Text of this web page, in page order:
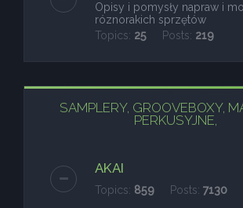
Opisy i pomysły napraw i
róznorakich sprzętów
Topics: 25 Posts: 219
SAMPLERY, GROOVEBOXY,
PERKUSYJNE,
AKAI
Topics: 859 Posts: 7130